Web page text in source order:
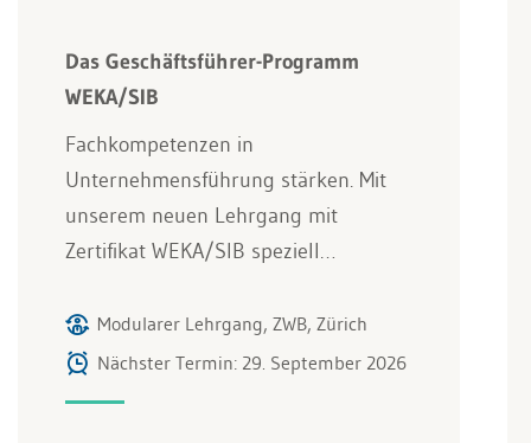
Das Geschäftsführer-Programm
WEKA/SIB
Fachkompetenzen in
Unternehmensführung stärken. Mit
unserem neuen Lehrgang mit
Zertifikat WEKA/SIB speziell…
Modularer Lehrgang, ZWB, Zürich
Nächster Termin: 29. September 2026